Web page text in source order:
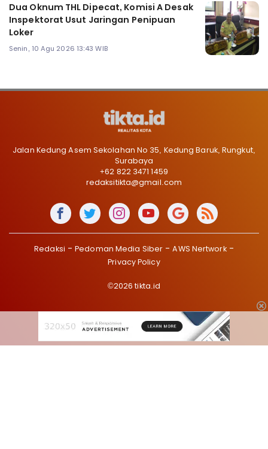
Dua Oknum THL Dipecat, Komisi A Desak
Inspektorat Usut Jaringan Penipuan
Loker
Senin, 10 Agu 2026 13:43 WIB
Jalan Kedung Asem Sekolahan No 35, Kedung Baruk, Rungkut,
Surabaya
+62 822 3471 1459
redaksitikta@gmail.com
Redaksi Pedoman Media Siber
AWS Nertwork
Privacy Policy
©2026 tikta.id